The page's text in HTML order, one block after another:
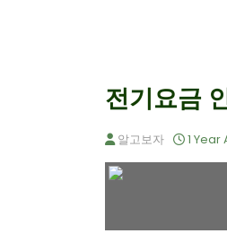
전기요금
알고보자 1 Year